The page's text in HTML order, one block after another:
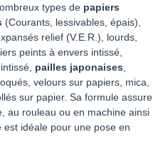
types de papiers
(Courants, lessivables, épais),
relief (V.E.R.), lourds,
peints à envers intissé,
pailles japonaises,
velours sur papiers, mica,
sur papier. Sa formule assure
au rouleau ou en machine ainsi
est idéale pour une pose en